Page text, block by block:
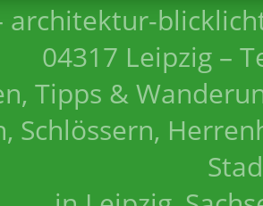
architektur-
04317 Leipzig –
Tipps &
Schlössern,